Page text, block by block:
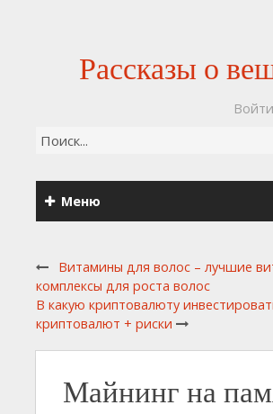
Рассказы о
Войти
Меню
Витамины для волос – лучшие
комплексы для роста волос
В какую криптовалюту
криптовалют + риски
Майнинг на